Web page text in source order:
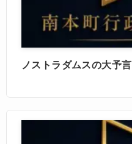
ノストラダムスの大予言